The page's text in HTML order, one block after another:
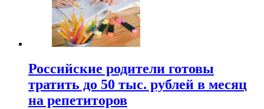
Российские родители готовы
тратить до 50 тыс. рублей в месяц
на репетиторов